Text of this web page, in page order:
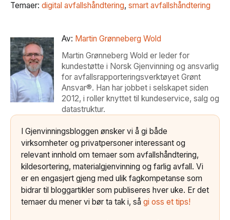
Temaer: digital avfallshåndtering, smart avfallshåndtering
Av: Martin Grønneberg Wold
Martin Grønneberg Wold er leder for
kundestøtte i Norsk Gjenvinning og ansvarlig
for avfallsrapporteringsverktøyet Grønt
Ansvar®. Han har jobbet i selskapet siden
2012, i roller knyttet til kundeservice, salg og
datastruktur.
I Gjenvinningsbloggen ønsker vi å gi både
virksomheter og privatpersoner interessant og
relevant innhold om temaer som avfallshåndtering,
kildesortering, materialgjenvinning og farlig avfall. Vi
er en engasjert gjeng med ulik fagkompetanse som
bidrar til bloggartikler som publiseres hver uke. Er det
temaer du mener vi bør ta tak i, så gi oss et tips!